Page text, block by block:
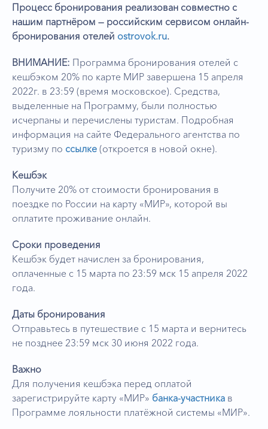
Процесс бронирования реализован совместно с
нашим партнёром — российским сервисом онлайн-
бронирования отелей ostrovok.ru.
ВНИМАНИЕ: Программа бронирования отелей с
кешбэком 20% по карте МИР завершена 15 апреля
2022г. в 23:59 (время московское). Средства,
выделенные на Программу, были полностью
исчерпаны и перечислены туристам. Подробная
информация на сайте Федерального агентства по
туризму по ссылке (откроется в новой окне).
Кешбэк
Получите 20% от стоимости бронирования в
поездке по России на карту «МИР», которой вы
оплатите проживание онлайн.
Сроки проведения
Кешбэк будет начислен за бронирования,
оплаченные с 15 марта по 23:59 мск 15 апреля 2022
года.
Даты бронирования
Отправьтесь в путешествие с 15 марта и вернитесь
не позднее 23:59 мск 30 июня 2022 года.
Важно
Для получения кешбэка перед оплатой
зарегистрируйте карту «МИР» банка-участника в
Программе лояльности платёжной системы «МИР».